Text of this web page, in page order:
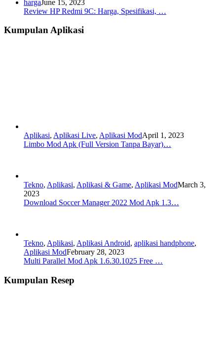
hargaJune 15, 2023
Review HP Redmi 9C: Harga, Spesifikasi, …
Kumpulan Aplikasi
Aplikasi, Aplikasi Live, Aplikasi ModApril 1, 2023
Limbo Mod Apk (Full Version Tanpa Bayar)…
Tekno, Aplikasi, Aplikasi & Game, Aplikasi ModMarch 3,
2023
Download Soccer Manager 2022 Mod Apk 1.3…
Tekno, Aplikasi, Aplikasi Android, aplikasi handphone,
Aplikasi ModFebruary 28, 2023
Multi Parallel Mod Apk 1.6.30.1025 Free …
Kumpulan Resep